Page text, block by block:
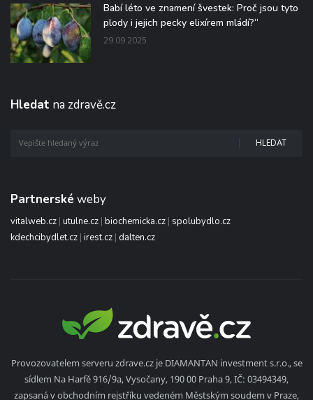
Babí léto ve znamení švestek: Proč jsou tyto
plody i jejich pecky elixírem mládí?“
29.09.2025
Hledat na zdravě.cz
HLEDAT
Partnerské weby
vitalweb.cz | utulne.cz | biochemicka.cz | spolubydlo.cz
kdechcibydlet.cz | irest.cz | dalten.cz
Provozovatelem serveru zdrave.cz je DIAMANTAN investment s.r.o., se
sídlem Na Harfě 916/9a, Vysočany, 190 00 Praha 9, IČ: 03494349,
zapsaná v obchodním rejstříku vedeném Městským soudem v Praze,